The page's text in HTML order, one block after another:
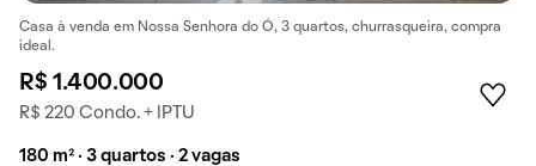
Casa à venda em Nossa Senhora do Ó, 3 quartos, churrasqueira, compra
ideal.
R$ 1.400.000
R$ 220 Condo. + IPTU
180 m² · 3 quartos · 2 vagas